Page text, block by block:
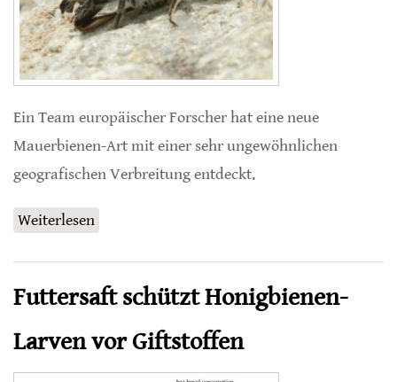
Ein Team europäischer Forscher hat eine neue
Mauerbienen-Art mit einer sehr ungewöhnlichen
geografischen Verbreitung entdeckt.
Weiterlesen
Futtersaft schützt Honigbienen-
Larven vor Giftstoffen